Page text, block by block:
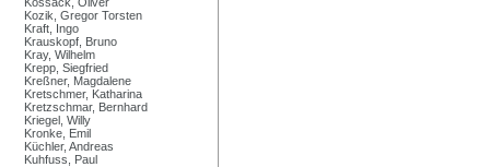
Kozik, Gregor Torsten
Kraft, Ingo
Krauskopf, Bruno
Kray, Wilhelm
Krepp, Siegfried
Kreßner, Magdalene
Kretschmer, Katharina
Kretzschmar, Bernhard
Kriegel, Willy
Kronke, Emil
Küchler, Andreas
Kuhfuss, Paul